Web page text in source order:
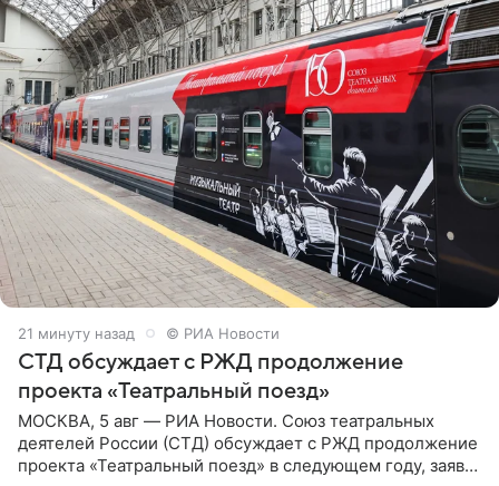
21 минуту назад © РИА Новости
СТД обсуждает с РЖД продолжение
проекта «Театральный поезд»
МОСКВА, 5 авг — РИА Новости. Союз театральных
деятелей России (СТД) обсуждает с РЖД продолжение
проекта «Театральный поезд» в следующем году, заявил